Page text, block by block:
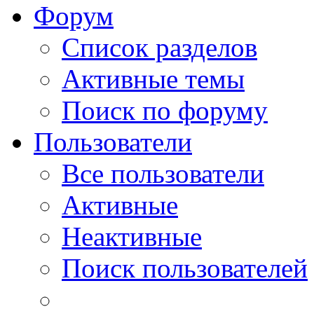
Форум
Список разделов
Активные темы
Поиск по форуму
Пользователи
Все пользователи
Активные
Неактивные
Поиск пользователей